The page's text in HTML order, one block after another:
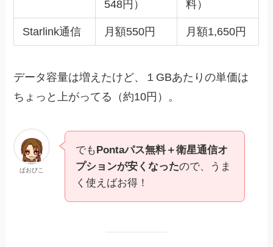
548円）
料）
Starlink通信 月額550円 月額1,650円
データ容量は増えたけど、１GBあたりの単価は
ちょっと上がってる（約10円）。
ぱおぴこ
でもPontaパス無料＋衛星通信オ
プションが安くなったので、うま
く使えばお得！